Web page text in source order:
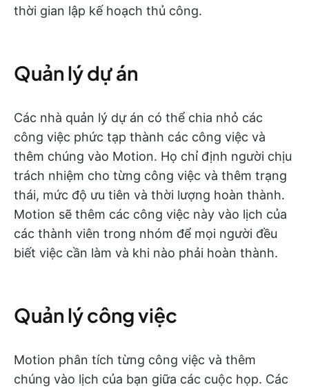
thời gian lập kế hoạch thủ công.
Quản lý dự án
Các nhà quản lý dự án có thể chia nhỏ các
công việc phức tạp thành các công việc và
thêm chúng vào Motion. Họ chỉ định người chịu
trách nhiệm cho từng công việc và thêm trạng
thái, mức độ ưu tiên và thời lượng hoàn thành.
Motion sẽ thêm các công việc này vào lịch của
các thành viên trong nhóm để mọi người đều
biết việc cần làm và khi nào phải hoàn thành.
Quản lý công việc
Motion phân tích từng công việc và thêm
chúng vào lịch của bạn giữa các cuộc họp. Các